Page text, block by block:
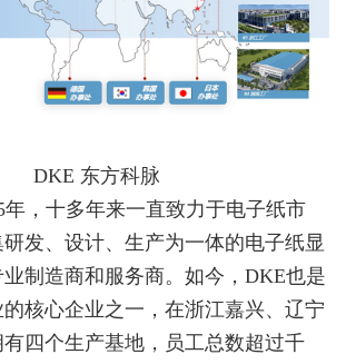
DKE 东方科脉
年，十多年来一直致力于电子纸市
发、设计、生产为一体的电子纸显
制造商和服务商。 如今，DKE也是
核心企业之一，在浙江嘉兴、辽宁
四个生产基地，员工总数超过千